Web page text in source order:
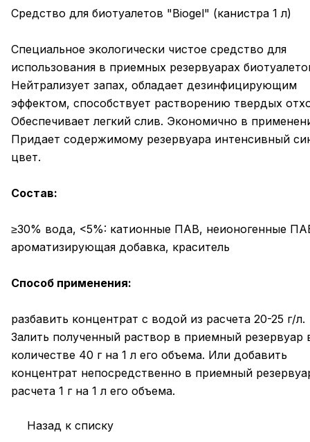
Средство для биотуалетов "Biogel" (канистра 1 л)
Специальное экологически чистое средство для
использования в приемных резервуарах
Нейтрализует запах, обладает дезинфицирующим
эффектом, способствует растворению твердых
Обеспечивает легкий слив. Экономично в
Придает содержимому резервуара интенсивный
цвет.
Состав:
≥30% вода, <5%: катионные ПАВ, неионогенные
ароматизирующая добавка, краситель
Способ применения:
разбавить концентрат с водой из расчета 20-25 г/л.
Залить полученный раствор в приемный резервуар
количестве 40 г на 1 л его объема. Или добавить
концентрат непосредственно в приемный
расчета 1 г на 1 л его объема.
Назад к списку